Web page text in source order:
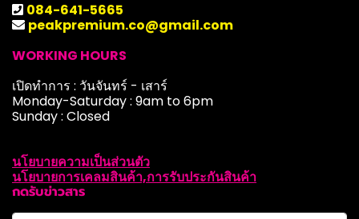
084-641-5665
peakpremium.co@gmail.com
WORKING HOURS
เปิดทำการ : วันจันทร์ - เสาร์
Monday-Saturday : 9am to 6pm
Sunday : Closed
นโยบายความเป็นส่วนตัว
นโยบายการเคลมสินค้า,การรับประกันสินค้า
กดรับข่าวสาร